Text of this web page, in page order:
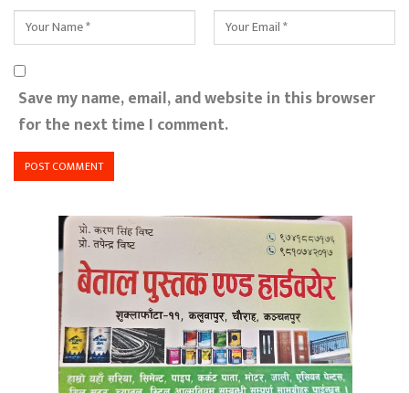
Save my name, email, and website in this browser
for the next time I comment.